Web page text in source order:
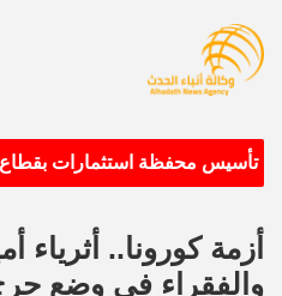
تأسيس محفظة استثمارات بقطاع
أزمة كورونا.. أثرياء
والفقراء في وضع